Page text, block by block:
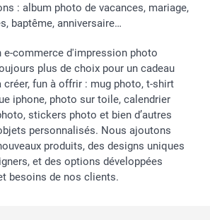
: album photo de vacances, mariage,
baptême, anniversaire…
commerce d'impression photo
plus de choix pour un cadeau
créer, fun à offrir : mug photo, t-shirt
iphone, photo sur toile, calendrier
stickers photo et bien d’autres
personnalisés. Nous ajoutons
produits, des designs uniques
et des options développées
besoins de nos clients.